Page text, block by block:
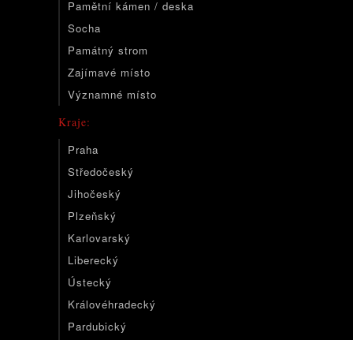
Pamětní kámen / deska
Socha
Památný strom
Zajímavé místo
Významné místo
Kraje:
Praha
Středočeský
Jihočeský
Plzeňský
Karlovarský
Liberecký
Ústecký
Královéhradecký
Pardubický